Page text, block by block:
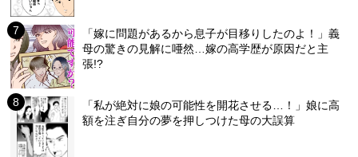
「嫁に問題があるから息子が目移りしたのよ！」義
母の驚きの見解に唖然…嫁の高学歴が原因だと主
張!?
「私が絶対に娘の可能性を開花させる…！」娘に高
額を注ぎ自分の夢を押しつけた母の大誤算